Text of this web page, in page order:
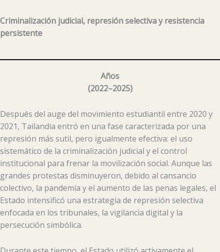
Criminalización judicial, represión selectiva y resistencia
persistente
Años
(2022–2025)
Después del auge del movimiento estudiantil entre 2020 y
2021, Tailandia entró en una fase caracterizada por una
represión más sutil, pero igualmente efectiva: el uso
sistemático de la criminalización judicial y el control
institucional para frenar la movilización social. Aunque las
grandes protestas disminuyeron, debido al cansancio
colectivo, la pandemia y el aumento de las penas legales, el
Estado intensificó una estrategia de represión selectiva
enfocada en los tribunales, la vigilancia digital y la
persecución simbólica.